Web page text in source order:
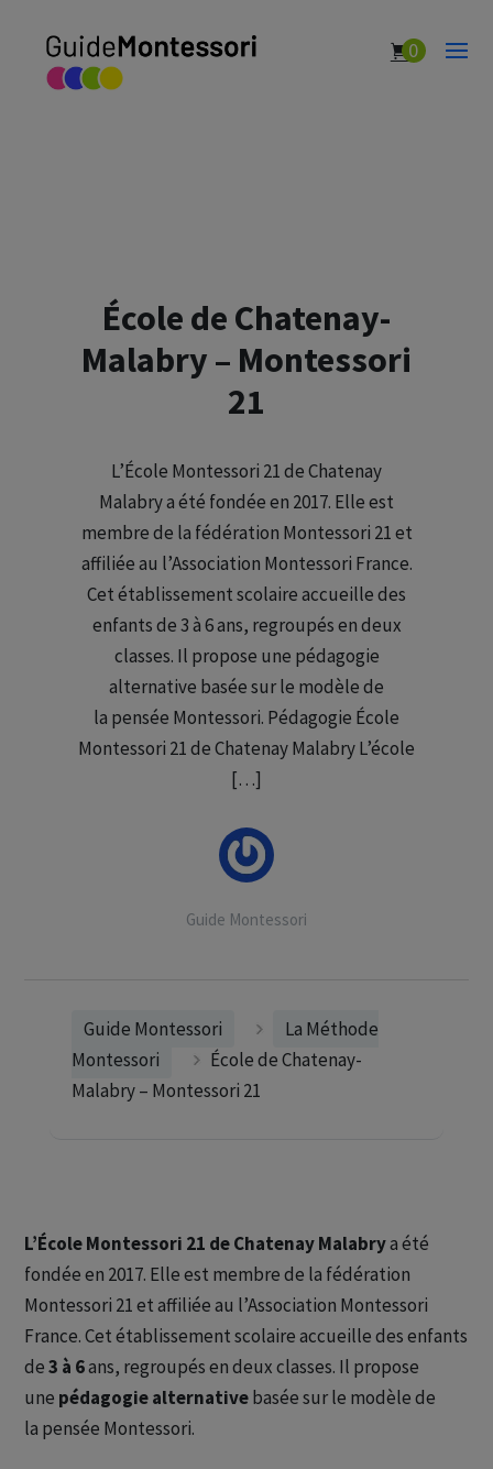
0
École de Chatenay-
Malabry – Montessori
21
L’École Montessori 21 de Chatenay
Malabry a été fondée en 2017. Elle est
membre de la fédération Montessori 21 et
affiliée au l’Association Montessori France.
Cet établissement scolaire accueille des
enfants de 3 à 6 ans, regroupés en deux
classes. Il propose une pédagogie
alternative basée sur le modèle de
la pensée Montessori. Pédagogie École
Montessori 21 de Chatenay Malabry L’école
[…]
Guide Montessori
Guide Montessori
La Méthode
Montessori
École de Chatenay-
Malabry – Montessori 21
L’École Montessori 21 de Chatenay Malabrya été
fondée en 2017. Elle est membre de la fédération
Montessori 21 et affiliée au l’Association Montessori
France. Cet établissement scolaire accueille des enfants
de3 à 6ans, regroupés en deux classes. Il propose
une pédagogie alternativebasée sur le modèle de
la pensée Montessori.